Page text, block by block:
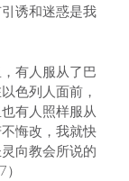
诱和迷惑是我
有人服从了巴
色列人面前，
有人照样服从
悔改，我就快
向教会所说的